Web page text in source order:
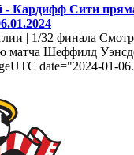
Кардифф Сити
| 1/32 финала
матча Шеффилд
date="2024-01-